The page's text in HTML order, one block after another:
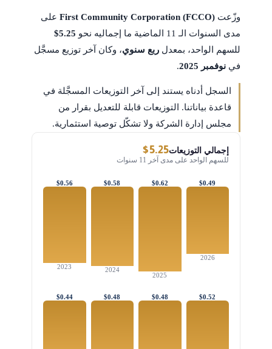
وزّعت First Community Corporation (FCCO)على
مدى السنوات الـ 11 الماضية ما إجماليه نحو
$5.25
للسهم الواحد، بمعدل ربع سنوي، وكان آخر توزيع مسجَّل
في نوفمبر 2025 .
السجل أدناه يستند إلى آخر التوزيعات المسجَّلة في
قاعدة بياناتنا. التوزيعات قابلة للتعديل بقرار من
مجلس إدارة الشركة ولا تشكّل توصية استثمارية.
إجمالي التوزيعات$5.25
للسهم الواحد على مدى آخر 11 سنوات
$0.49
2026
$0.62
2025
$0.58
2024
$0.56
2023
$0.52
$0.48
$0.48
$0.44